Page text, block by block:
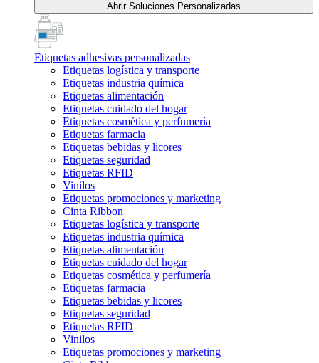
Abrir Soluciones Personalizadas
Etiquetas adhesivas personalizadas
Etiquetas logística y transporte
Etiquetas industria química
Etiquetas alimentación
Etiquetas cuidado del hogar
Etiquetas cosmética y perfumería
Etiquetas farmacia
Etiquetas bebidas y licores
Etiquetas seguridad
Etiquetas RFID
Vinilos
Etiquetas promociones y marketing
Cinta Ribbon
Etiquetas logística y transporte
Etiquetas industria química
Etiquetas alimentación
Etiquetas cuidado del hogar
Etiquetas cosmética y perfumería
Etiquetas farmacia
Etiquetas bebidas y licores
Etiquetas seguridad
Etiquetas RFID
Vinilos
Etiquetas promociones y marketing